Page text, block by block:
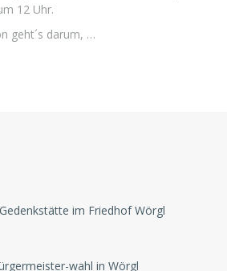
12 Uhr.
geht´s darum, …
im Friedhof Wörgl
wahl in Wörgl